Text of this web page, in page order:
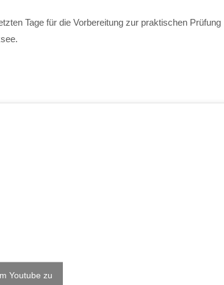
Tage für die Vorbereitung zur praktischen Prüfung
Youtube zu